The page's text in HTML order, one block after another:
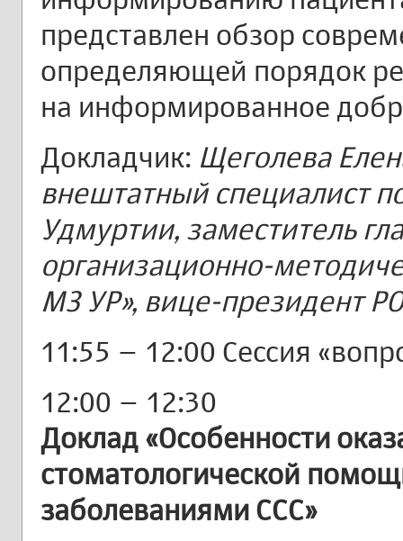
представлен обзор
определяющей порядок
на информированное
Докладчик: Щеголева
внештатный специалист
Удмуртии, заместитель
организационно-
МЗ УР», вице-президент
11:55 – 12:00 Сессия
12:00 – 12:30
Доклад «Особенности
стоматологической
заболеваниями ССС»